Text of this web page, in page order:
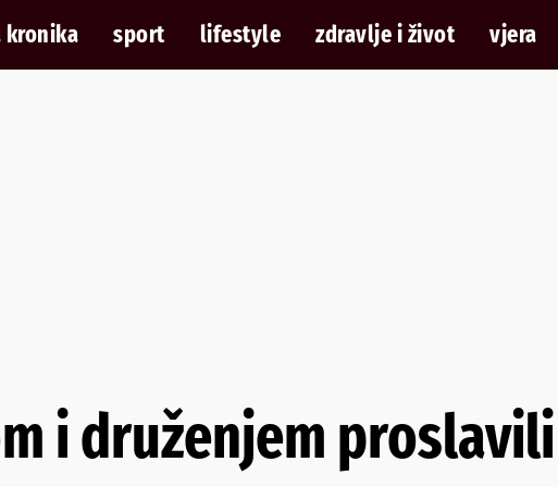
kronika sport lifestyle zdravlje i život vjera
i druženjem